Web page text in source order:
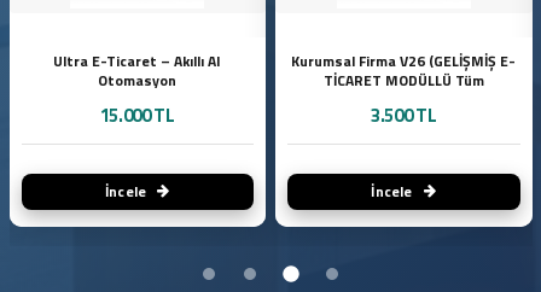
Ultra E-Ticaret – Akıllı AI
Otomasyon
15.000 TL
İncele
Kurumsal Firma V26 (GELİŞMİŞ E-
TİCARET MODÜLLÜ Tüm
Sistemli)
3.500 TL
İncele